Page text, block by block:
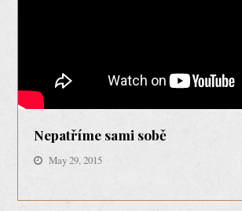
Nepatříme sami sobě
May 29, 2015